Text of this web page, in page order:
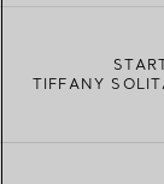
TIFFANY